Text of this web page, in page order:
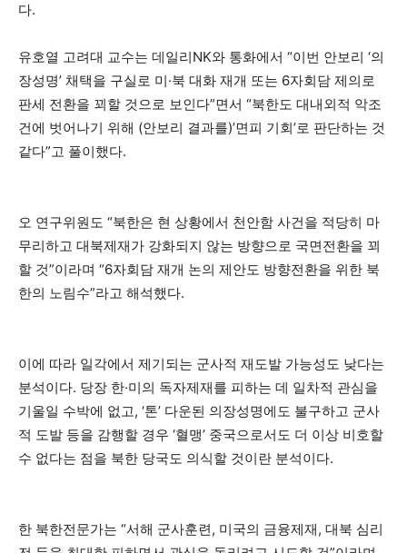
다.
유호열 고려대 교수는 데일리NK와 통화에서 “이번 안보리 ‘의
장성명’ 채택을 구실로 미·북 대화 재개 또는 6자회담 제의로
판세 전환을 꾀할 것으로 보인다”면서 “북한도 대내외적 악조
건에 벗어나기 위해 (안보리 결과를)’면피 기회’로 판단하는 것
같다”고 풀이했다.
오 연구위원도 “북한은 현 상황에서 천안함 사건을 적당히 마
무리하고 대북제재가 강화되지 않는 방향으로 국면전환을 꾀
할 것”이라며 “6자회담 재개 논의 제안도 방향전환을 위한 북
한의 노림수”라고 해석했다.
이에 따라 일각에서 제기되는 군사적 재도발 가능성도 낮다는
분석이다. 당장 한·미의 독자제재를 피하는 데 일차적 관심을
기울일 수박에 없고, ‘톤’ 다운된 의장성명에도 불구하고 군사
적 도발 등을 감행할 경우 ‘혈맹’ 중국으로서도 더 이상 비호할
수 없다는 점을 북한 당국도 의식할 것이란 분석이다.
한 북한전문가는 “서해 군사훈련, 미국의 금융제재, 대북 심리